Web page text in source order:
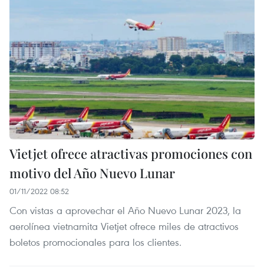
Vietjet ofrece atractivas promociones con
motivo del Año Nuevo Lunar
01/11/2022 08:52
Con vistas a aprovechar el Año Nuevo Lunar 2023, la
aerolínea vietnamita Vietjet ofrece miles de atractivos
boletos promocionales para los clientes.